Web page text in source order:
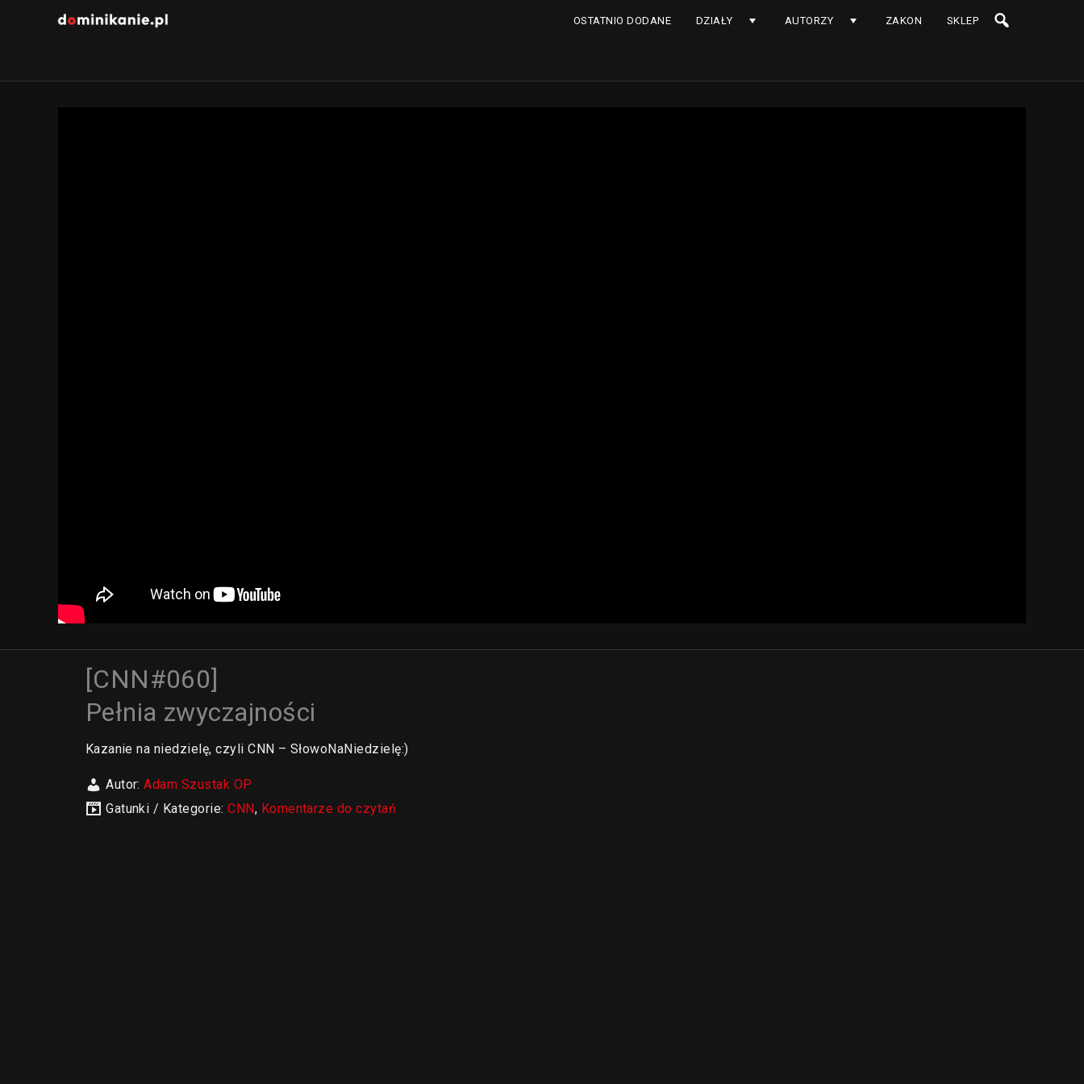
OSTATNIO DODANE DZIAŁY AUTORZY ZAKON SKLEP
[CNN#060]
Pełnia zwyczajności
Kazanie na niedzielę, czyli CNN – SłowoNaNiedzielę:)
Autor:Adam Szustak OP
Gatunki / Kategorie:CNN, Komentarze do czytań